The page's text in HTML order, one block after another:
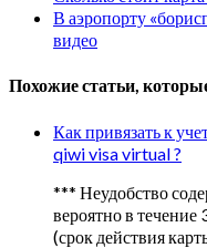
В аэропорту
видео
Похожие статьи,
Как привязать к
qiwi visa virtual ?
*** Неудобство
вероятно в течение
(срок действия